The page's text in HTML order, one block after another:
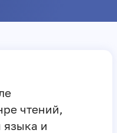
чтений,
языка и